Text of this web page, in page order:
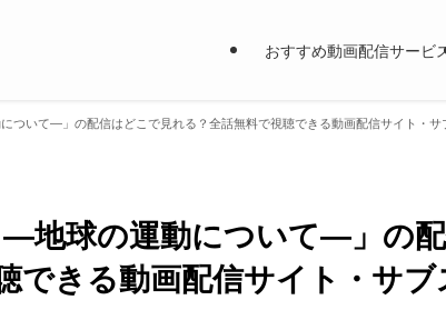
おすすめ動画配信サービ
ついて―」の配信はどこで見れる？全話無料で視聴できる動画配信サイト・サ
地球の運動について―」の
できる動画配信サイト・サブ